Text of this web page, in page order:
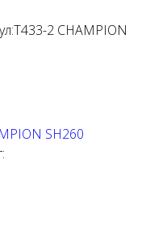
2 CHAMPION
SH260